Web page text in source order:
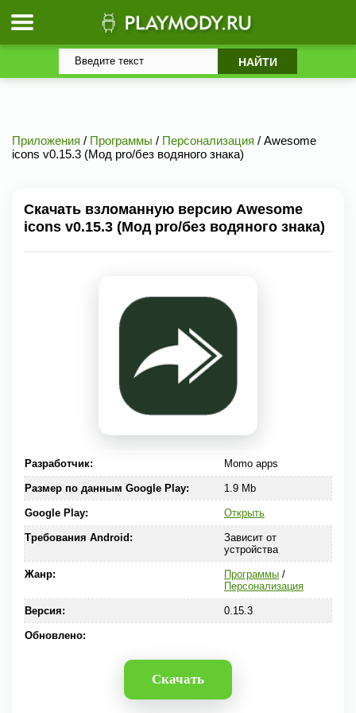
Приложения / Программы / Персонализация / Awesome
icons v0.15.3 (Мод pro/без водяного знака)
Скачать взломанную версию Awesome
icons v0.15.3 (Мод pro/без водяного знака)
Разработчик: Momo apps
Размер по данным Google Play: 1.9 Mb
Google Play: Открыть
Требования Android:
Зависит от
устройства
Жанр: Программы/
Персонализация
Версия: 0.15.3
Обновлено:
Скачать